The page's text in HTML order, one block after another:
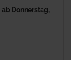
ab Donnerstag,